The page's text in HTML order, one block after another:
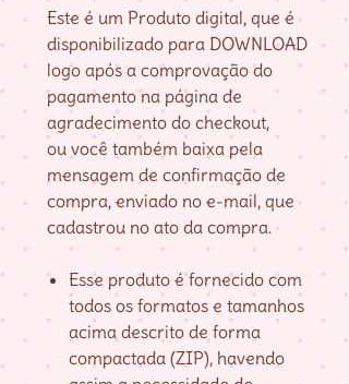
Este é um Produto digital, que é
disponibilizado para DOWNLOAD
logo após a comprovação do
pagamento na página de
agradecimento do checkout,
ou você também baixa pela
mensagem de confirmação de
compra, enviado no e-mail, que
cadastrou no ato da compra.
Esse produto é fornecido com
todos os formatos e tamanhos
acima descrito de forma
compactada (ZIP), havendo